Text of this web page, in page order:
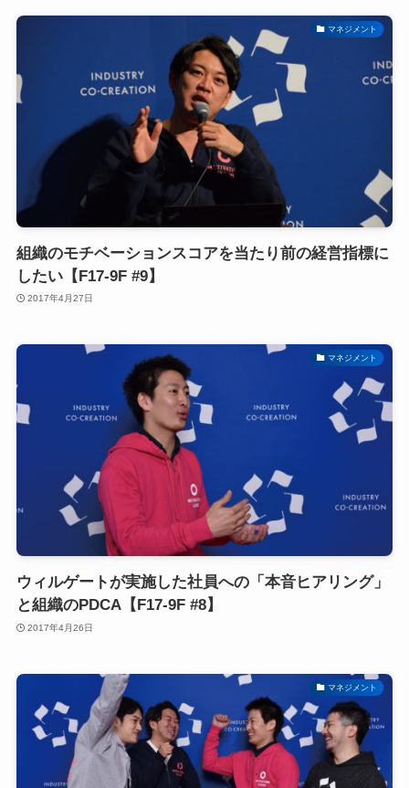
マネジメント
組織のモチベーションスコアを当たり前の経営指標に
したい【F17-9F #9】
2017年4月27日
マネジメント
ウィルゲートが実施した社員への「本音ヒアリング」
と組織のPDCA【F17-9F #8】
2017年4月26日
マネジメント